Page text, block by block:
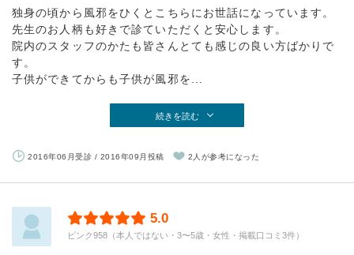
独身の頃から風邪をひくとこちらにお世話になっています。
先生のお人柄も好きで診ていただくと安心します。
院内のスタッフのかたも皆さんとても感じの良い方ばかりで
す。
子供ができてからも子供が風邪を...
続きを読む
2016年06月受診 / 2016年09月投稿 2人が参考になった
5.0
ピンク958（本人ではない・3〜5歳・女性・掲載口コミ3件）